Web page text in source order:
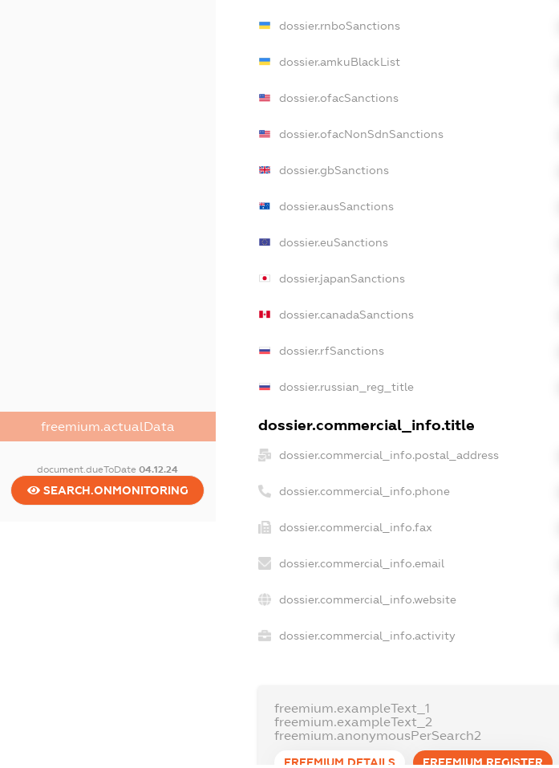
freemium.actualData
document.dueToDate04.12.24
SEARCH.ONMONITORING
dossier.rnboSanctions
dossier.amkuBlackList
dossier.ofacSanctions
dossier.ofacNonSdnSanctions
dossier.gbSanctions
dossier.ausSanctions
dossier.euSanctions
dossier.japanSanctions
dossier.canadaSanctions
dossier.rfSanctions
dossier.russian_reg_title
dossier.commercial_info.title
dossier.commercial_info.postal_address
dossier.commercial_info.phone
dossier.commercial_info.fax
dossier.commercial_info.email
dossier.commercial_info.website
dossier.commercial_info.activity
freemium.exampleText_1
freemium.exampleText_2
freemium.anonymousPerSearch2
FREEMIUM.DETAILS FREEMIUM.REGISTER